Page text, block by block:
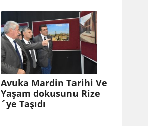
Avuka Mardin Tarihi Ve
Yaşam dokusunu Rize
´ye Taşıdı